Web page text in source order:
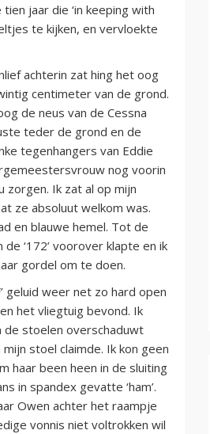
jaar die ‘in keeping with
te kijken, en vervloekte
achterin zat hing het oog
centimeter van de grond.
de neus van de Cessna
teder de grond en de
tegenhangers van Eddie
nog voorin
Ik zat al op mijn
ze absoluut welkom was.
en blauwe hemel. Tot de
‘172’ voorover klapte en ik
gordel om te doen.
geluid weer net zo hard open
het vliegtuig bevond. Ik
de stoelen overschaduwt
stoel claimde. Ik kon geen
haar been heen in de sluiting
in spandex gevatte ‘ham’.
Owen achter het raampje
vonnis niet voltrokken wil